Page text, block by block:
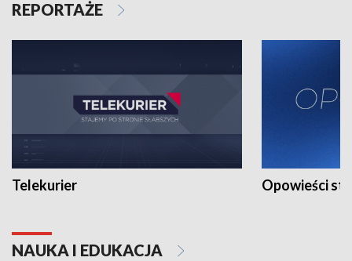
REPORTAŻE
Telekurier Opowieści
NAUKA I EDUKACJA